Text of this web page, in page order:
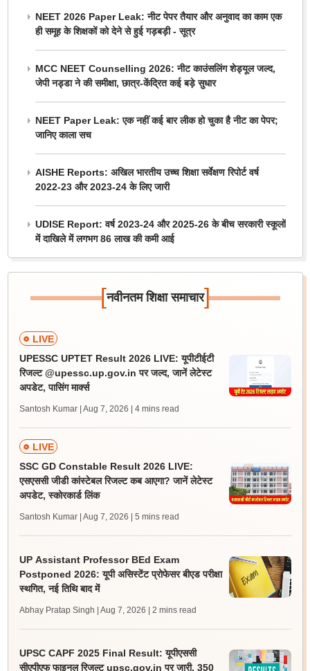
NEET 2026 Paper Leak: नीट पेपर तैयार और अनुवाद का काम एक
ही समूह के शिक्षकों को देने से हुई गड़बड़ी - सूत्र
MCC NEET Counselling 2026: नीट काउंसलिंग शेड्यूल जल्द,
जेपी नड्डा ने की समीक्षा, छात्र-केंद्रित कई बड़े सुधार
NEET Paper Leak: एक नहीं कई बार लीक हो चुका है नीट का पेपर;
जानिए काला सच
AISHE Reports: अखिल भारतीय उच्च शिक्षा सर्वेक्षण रिपोर्ट वर्ष
2022-23 और 2023-24 के लिए जारी
UDISE Report: वर्ष 2023-24 और 2025-26 के बीच सरकारी स्कूलों
में दाखिले में लगभग 86 लाख की कमी आई
[नवीनतम शिक्षा समाचार]
LIVE
UPESSC UPTET Result 2026 LIVE: यूपीटीईटी
रिजल्ट @upessc.up.gov.in पर जल्द, जानें लेटेस्ट
अपडेट, पासिंग मार्क्स
Santosh Kumar | Aug 7, 2026 | 4 mins read
LIVE
SSC GD Constable Result 2026 LIVE:
एसएससी जीडी कांस्टेबल रिजल्ट कब आएगा? जानें लेटेस्ट
अपडेट, स्कोरकार्ड लिंक
Santosh Kumar | Aug 7, 2026 | 5 mins read
UP Assistant Professor BEd Exam
Postponed 2026: यूपी असिस्टेंट प्रोफेसर बीएड परीक्षा
स्थगित, नई तिथि बाद में
Abhay Pratap Singh | Aug 7, 2026 | 2 mins read
UPSC CAPF 2025 Final Result: यूपीएससी
सीएपीएफ फाइनल रिजल्ट upsc.gov.in पर जारी, 350